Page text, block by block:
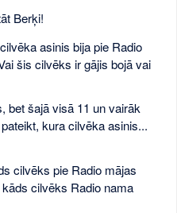
Berķi!
asinis bija pie Radio
šis cilvēks ir gājis bojā vai
bet šajā visā 11 un vairāk
kura cilvēka asinis...
cilvēks pie Radio mājas
cilvēks Radio nama